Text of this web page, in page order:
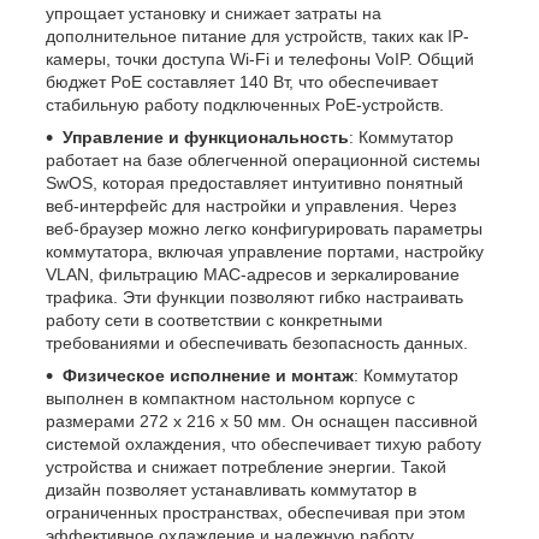
упрощает установку и снижает затраты на
дополнительное питание для устройств, таких как IP-
камеры, точки доступа Wi-Fi и телефоны VoIP. Общий
бюджет PoE составляет 140 Вт, что обеспечивает
стабильную работу подключенных PoE-устройств.
Управление и функциональность: Коммутатор
работает на базе облегченной операционной системы
SwOS, которая предоставляет интуитивно понятный
веб-интерфейс для настройки и управления. Через
веб-браузер можно легко конфигурировать параметры
коммутатора, включая управление портами, настройку
VLAN, фильтрацию MAC-адресов и зеркалирование
трафика. Эти функции позволяют гибко настраивать
работу сети в соответствии с конкретными
требованиями и обеспечивать безопасность данных.
Физическое исполнение и монтаж: Коммутатор
выполнен в компактном настольном корпусе с
размерами 272 x 216 x 50 мм. Он оснащен пассивной
системой охлаждения, что обеспечивает тихую работу
устройства и снижает потребление энергии. Такой
дизайн позволяет устанавливать коммутатор в
ограниченных пространствах, обеспечивая при этом